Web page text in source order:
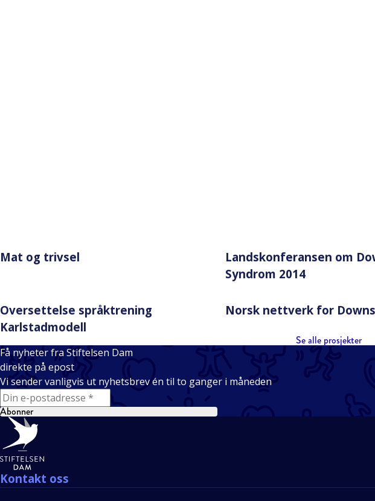
Mat og trivsel
Landskonferansen om
Syndrom 2014
Oversettelse språktrening
Karlstadmodell
Norsk nettverk for
Se alle prosjekter
Få nyheter fra Stiftelsen Dam
direkte på epost
Vi sender vanligvis ut nyhetsbrev én til to ganger i måneden
E-mail
Abonner
Bunntekst
Kontakt oss